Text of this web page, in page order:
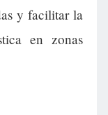
y facilitar la
en zonas